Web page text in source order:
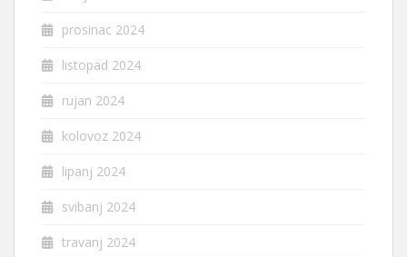
prosinac 2024
listopad 2024
rujan 2024
kolovoz 2024
lipanj 2024
svibanj 2024
travanj 2024